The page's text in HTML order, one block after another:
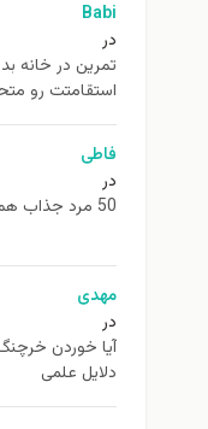
Babi
در
استقامتت رو
فاطی
در
50 مرد جذاب همه دوران ها
مهدی
در
آیا خوردن
دلایل علمی